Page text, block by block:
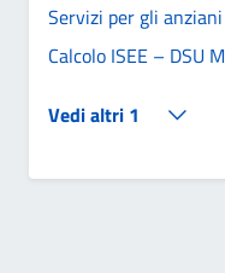
Servizi per gli anziani
Calcolo ISEE – DSU
Vedi altri 1